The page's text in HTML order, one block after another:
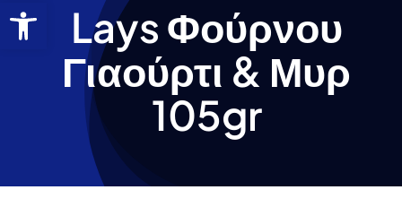
Lays Φούρνου
Γιαούρτι & Μυρ
105gr